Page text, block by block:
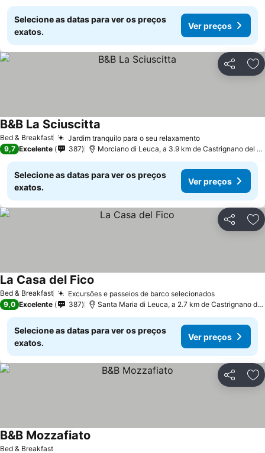
Selecione as datas para ver os preços
exatos.
Ver preços
Partilhar
Bed & Breakfast Jardim tranquilo para o seu relaxamento
B&B La Sciuscitta
9,7 Excelente 387 Morciano di Leuca, a 3.9 km de Castrignano del Capo
Selecione as datas para ver os preços
exatos.
Ver preços
Partilhar
Bed & Breakfast Excursões e passeios de barco selecionados
La Casa del Fico
9,0 Excelente 387 Santa Maria di Leuca, a 2.7 km de Castrignano del Capo
Selecione as datas para ver os preços
exatos.
Ver preços
Partilhar
Bed & Breakfast
B&B Mozzafiato